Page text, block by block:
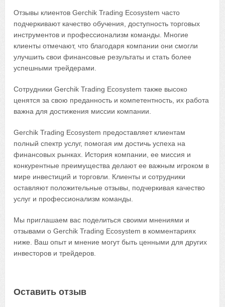
Отзывы клиентов Gerchik Trading Ecosystem часто
подчеркивают качество обучения, доступность торговых
инструментов и профессионализм команды. Многие
клиенты отмечают, что благодаря компании они смогли
улучшить свои финансовые результаты и стать более
успешными трейдерами.
Сотрудники Gerchik Trading Ecosystem также высоко
ценятся за свою преданность и компетентность, их работа
важна для достижения миссии компании.
Gerchik Trading Ecosystem предоставляет клиентам
полный спектр услуг, помогая им достичь успеха на
финансовых рынках. История компании, ее миссия и
конкурентные преимущества делают ее важным игроком в
мире инвестиций и торговли. Клиенты и сотрудники
оставляют положительные отзывы, подчеркивая качество
услуг и профессионализм команды.
Мы приглашаем вас поделиться своими мнениями и
отзывами о Gerchik Trading Ecosystem в комментариях
ниже. Ваш опыт и мнение могут быть ценными для других
инвесторов и трейдеров.
Оставить отзыв